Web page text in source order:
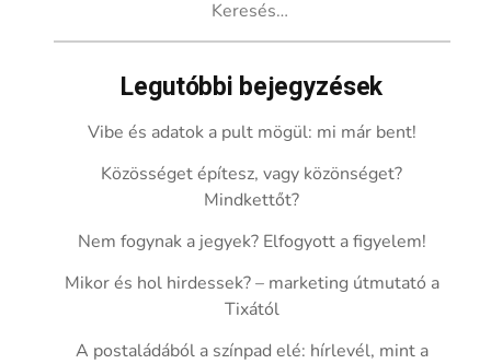
Legutóbbi bejegyzések
Vibe és adatok a pult mögül: mi már bent!
Közösséget építesz, vagy közönséget?
Mindkettőt?
Nem fogynak a jegyek? Elfogyott a figyelem!
Mikor és hol hirdessek? – marketing útmutató a
Tixától
A postaládából a színpad elé: hírlevél, mint a